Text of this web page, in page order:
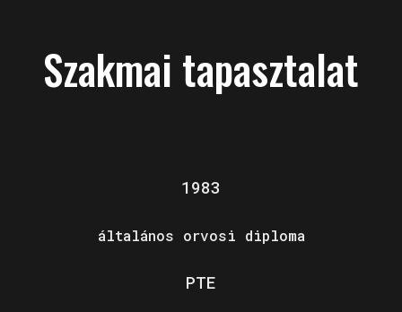
Szakmai tapasztalat
1983
általános orvosi diploma
PTE